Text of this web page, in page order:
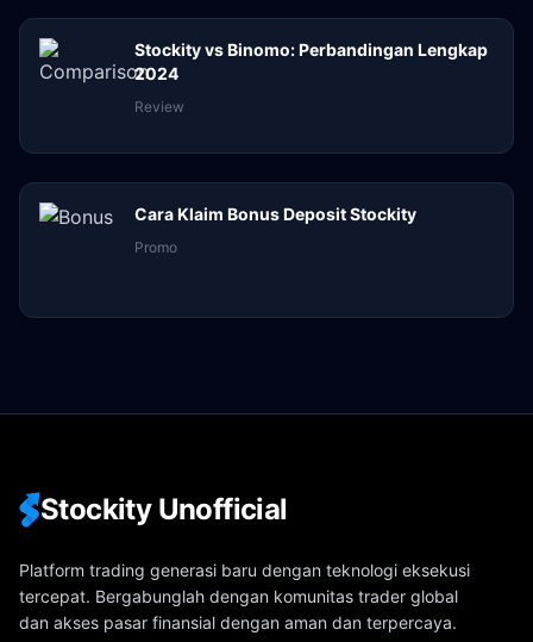
Stockity vs Binomo: Perbandingan Lengkap
2024
Review
Cara Klaim Bonus Deposit Stockity
Promo
Stockity Unofficial
Platform trading generasi baru dengan teknologi eksekusi
tercepat. Bergabunglah dengan komunitas trader global
dan akses pasar finansial dengan aman dan terpercaya.